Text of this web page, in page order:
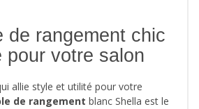
de rangement chic
pour votre salon
allie style et utilité pour votre
de rangement blanc Shella est le